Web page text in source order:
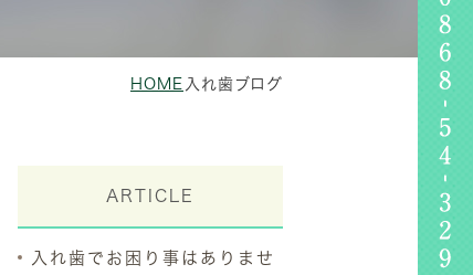
HOME 入れ歯ブログ
ARTICLE
入れ歯でお困り事はありませ